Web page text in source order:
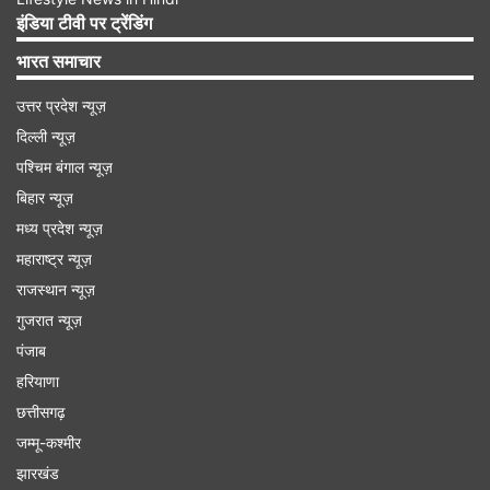
निकिता' के बीच समानताएं बताई हैं, जो कि वीडियो में साफ
नजर भी आ रही है, कहानी रूप रेख एक ही दिशा में जाती
नजर आ रही हैं।
इंडिया टीवी पर ट्रेंडिंग
भारत समाचार
उत्तर प्रदेश न्यूज़
दिल्ली न्यूज़
पश्चिम बंगाल न्यूज़
बिहार न्यूज़
मध्य प्रदेश न्यूज़
महाराष्ट्र न्यूज़
राजस्थान न्यूज़
गुजरात न्यूज़
पंजाब
हरियाणा
छत्तीसगढ़
जम्मू-कश्मीर
झारखंड